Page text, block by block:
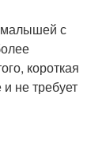
малышей с
короткая
не требует